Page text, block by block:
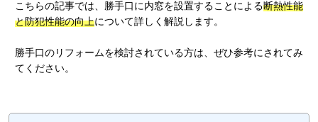
こちらの記事では、勝手口に内窓を設置することによる断熱性能
と防犯性能の向上について詳しく解説します。
勝手口のリフォームを検討されている方は、ぜひ参考にされてみ
てください。